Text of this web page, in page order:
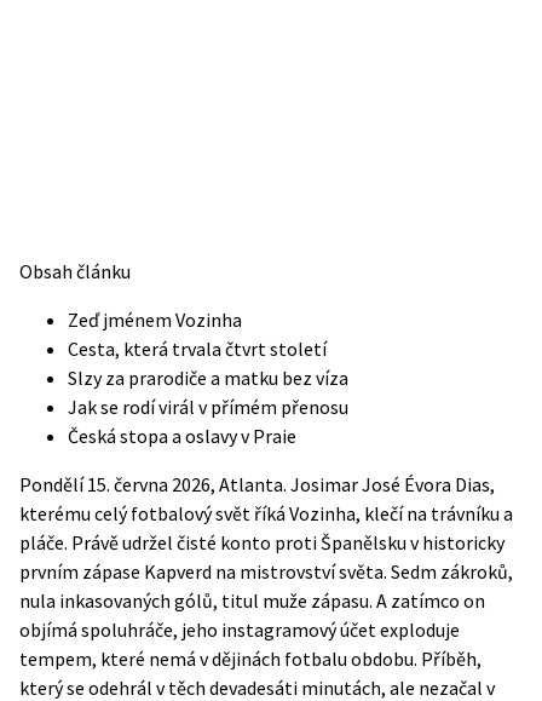
Obsah článku
Zeď jménem Vozinha
Cesta, která trvala čtvrt století
Slzy za prarodiče a matku bez víza
Jak se rodí virál v přímém přenosu
Česká stopa a oslavy v Praie
Pondělí 15. června 2026, Atlanta. Josimar José Évora Dias,
kterému celý fotbalový svět říká Vozinha, klečí na trávníku a
pláče. Právě udržel čisté konto proti Španělsku v historicky
prvním zápase Kapverd na mistrovství světa. Sedm zákroků,
nula inkasovaných gólů, titul muže zápasu. A zatímco on
objímá spoluhráče, jeho instagramový účet exploduje
tempem, které nemá v dějinách fotbalu obdobu. Příběh,
který se odehrál v těch devadesáti minutách, ale nezačal v